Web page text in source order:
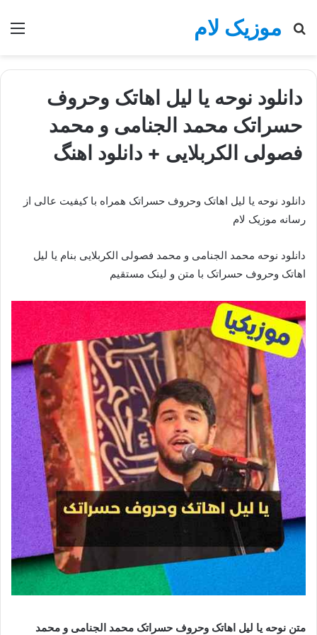
موزیک لام
جستجو
دانلود نوحه يا ليل اهاتک وحروف
حسراتک محمد الجنامی و محمد
فصولی الكربلایی + دانلود اهنگ
دانلود نوحه يا ليل اهاتک وحروف حسراتک همراه با کیفیت عالی از
رسانه موزیک لام
دانلود نوحه محمد الجنامی و محمد فصولی الكربلایی بنام يا ليل
اهاتک وحروف حسراتک با متن و لینک مستقیم
متن نوحه يا ليل اهاتک وحروف حسراتک محمد الجنامی و محمد